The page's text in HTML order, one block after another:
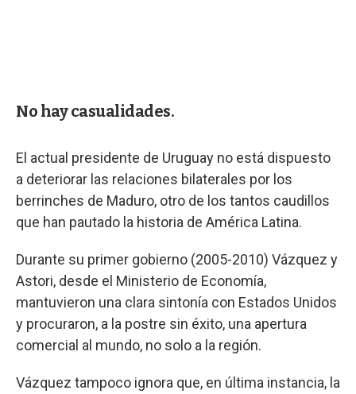
No hay casualidades.
El actual presidente de Uruguay no está dispuesto
a deteriorar las relaciones bilaterales por los
berrinches de Maduro, otro de los tantos caudillos
que han pautado la historia de América Latina.
Durante su primer gobierno (2005-2010) Vázquez y
Astori, desde el Ministerio de Economía,
mantuvieron una clara sintonía con Estados Unidos
y procuraron, a la postre sin éxito, una apertura
comercial al mundo, no solo a la región.
Vázquez tampoco ignora que, en última instancia, la